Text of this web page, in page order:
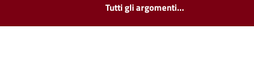
Tutti gli argomenti...